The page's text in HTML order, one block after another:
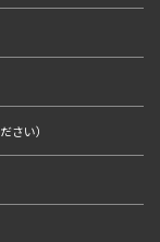
さい）